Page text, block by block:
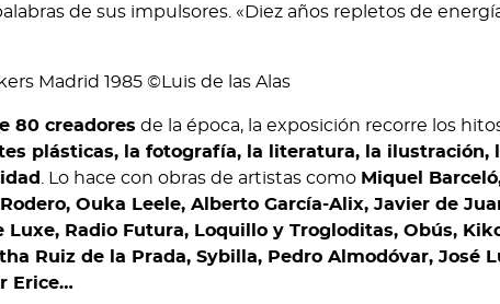
de sus impulsores. «Diez años repletos de
80 creadores de la época, la exposición recorre los
plásticas, la fotografía, la literatura, la ilustración,
. Lo hace con obras de artistas como Miquel
Ouka Leele, Alberto García-Alix, Javier de
Luxe, Radio Futura, Loquillo y Trogloditas, Obús,
Ruiz de la Prada, Sybilla, Pedro Almodóvar, José
Erice…